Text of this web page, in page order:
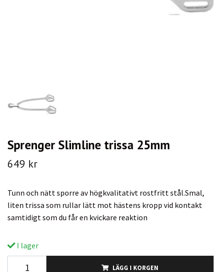
Sprenger Slimline trissa 25mm
649 kr
Tunn och nätt sporre av högkvalitativt rostfritt stål.Smal,
liten trissa som rullar lätt mot hästens kropp vid kontakt
samtidigt som du får en kvickare reaktion
I lager
LÄGG I KORGEN